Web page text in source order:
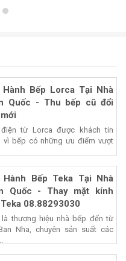
Hành Bếp Lorca Tại Nhà
Quốc - Thu bếp cũ đổi
từ Lorca được khách tin
vì bếp có những ưu điểm vượt
Hành Bếp Teka Tại Nhà
Quốc - Thay mặt kính
08.88293030
là thương hiệu nhà bếp đến từ
Nha, chuyên sản suất các